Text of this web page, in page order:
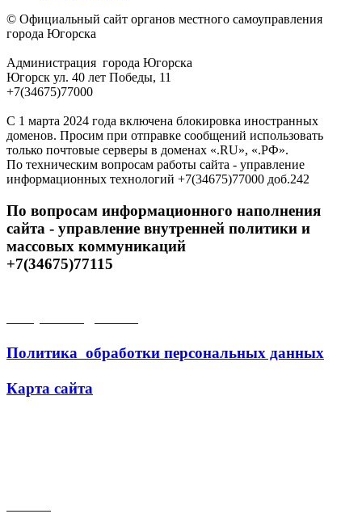
© Официальный сайт органов местного самоуправления
города Югорска
Администрация города Югорска
Югорск ул. 40 лет Победы, 11
+7(34675)77000
С 1 марта 2024 года включена блокировка иностранных
доменов. Просим при отправке сообщений использовать
только почтовые серверы в доменах «.RU», «.РФ».
По техническим вопросам работы сайта - управление
информационных технологий +7(34675)77000 доб.242
По вопросам информационного наполнения
сайта - управление внутренней политики и
массовых коммуникаций
+7(34675)77115
Политика обработки персональных данных
Карта сайта